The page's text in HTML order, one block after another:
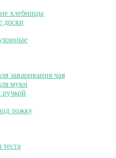
хлебницы
доски
заваривания чая
муки
ручкой
ложку